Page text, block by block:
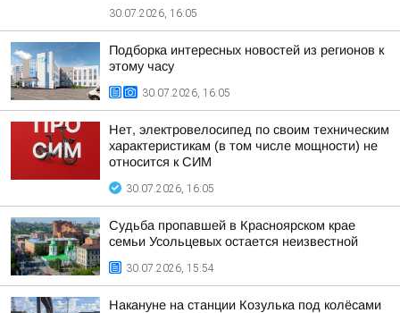
30.07.2026, 16:05
Подборка интересных новостей из регионов к
этому часу
30.07.2026, 16:05
Нет, электровелосипед по своим техническим
характеристикам (в том числе мощности) не
относится к СИМ
30.07.2026, 16:05
Судьба пропавшей в Красноярском крае
семьи Усольцевых остается неизвестной
30.07.2026, 15:54
Накануне на станции Козулька под колёсами